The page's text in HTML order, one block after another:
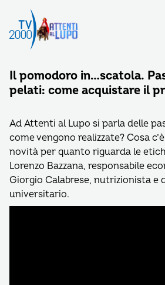
Il pomodoro in…scatola.
pelati: come acquistare il
Ad Attenti al Lupo si parla delle
come vengono realizzate? Cosa
novità per quanto riguarda le
Lorenzo Bazzana, responsabile
Giorgio Calabrese, nutrizionista e
universitario.